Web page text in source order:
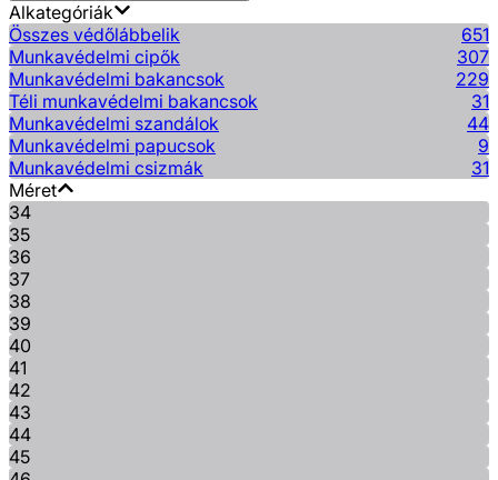
Alkategóriák
Összes védőlábbelik
651
Munkavédelmi cipők
307
Munkavédelmi bakancsok
229
Téli munkavédelmi bakancsok
31
Munkavédelmi szandálok
44
Munkavédelmi papucsok
9
Munkavédelmi csizmák
31
Méret
34
35
36
37
38
39
40
41
42
43
44
45